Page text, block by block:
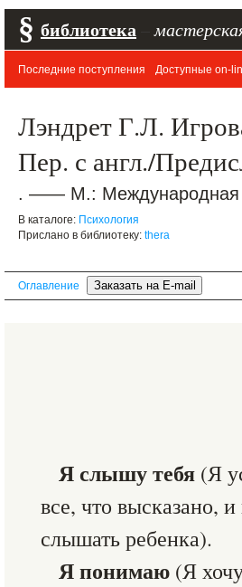
§ библиотека
Последние поступления Доступные on-
Лэндрет Г.Л.
Пер. с англ./
. —— М.: Международная
В каталоге: Психология
Прислано в библиотеку: thera
Оглавление
Я слышу тебя (Я
все, что высказано,
слышать ребенка).
Я понимаю (Я